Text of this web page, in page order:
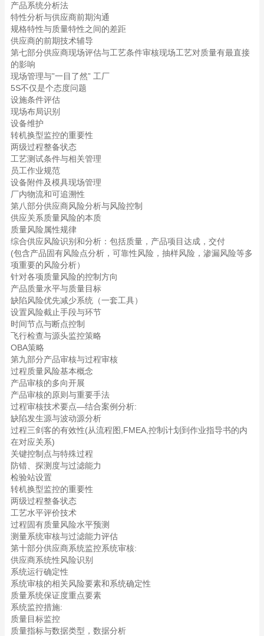
产品系统分析法
特性分析与供应商前期沟通
规格特性与质量特性之间的差距
供应商的前期技术辅导
第七部分供应商现场评估与工艺条件审核现场工艺对质量有最直接
的影响
现场管理与”一目了然” 工厂
5S不仅是个态度问题
设施条件评估
现场布局识别
设备维护
转机换型监控的重要性
两级过程整备状态
工艺测试条件与相关管理
员工作业规范
设备附件及模具现场管理
厂内物流和可追溯性
第八部分供应商风险分析与风险控制
供应关系质量风险的本质
质量风险属性规律
综合供应风险识别和分析：包括质量，产品项目达成，交付
(包含产品固有风险点分析，可靠性风险，抽样风险，渗漏风险等多
项重要的风险分析）
针对各项质量风险的控制方向
产品质量水平与质量目标
缺陷风险优先减少系统（一套工具）
设置风险截止手段与环节
时间节点与断点控制
飞行检查与源头监控策略
OBA策略
第九部分产品审核与过程审核
过程质量风险基本概念
产品审核的多向开展
产品审核的原则与重要手法
过程审核技术要点—结合案例分析:
缺陷发生源与波动源分析
过程三剑客的有效性(从流程图,FMEA,控制计划到作业指导书的内
在对应关系)
关键控制点与特殊过程
防错、探测度与过滤能力
检验站设置
转机换型监控的重要性
两级过程整备状态
工艺水平评价技术
过程固有质量风险水平预测
测量系统审核与过滤能力评估
第十部分供应商系统监控系统审核:
供应商系统性风险识别
系统运行确定性
系统审核的相关风险要素和系统确定性
质量系统保证度重点要素
系统监控措施:
质量目标监控
质量指标与数据类型，数据分析